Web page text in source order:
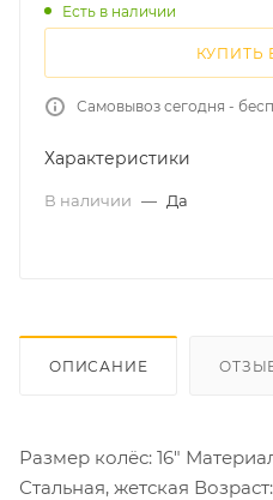
Есть в наличии
КУПИТЬ
Самовывоз сегодня -
Характеристики
В наличии — Да
ОПИСАНИЕ
Размер колёс: 16"
Стальная, жетская